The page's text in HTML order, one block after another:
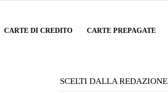
CARTE DI CREDITO CARTE PREPAGATE
SCELTI DALLA REDAZIONE